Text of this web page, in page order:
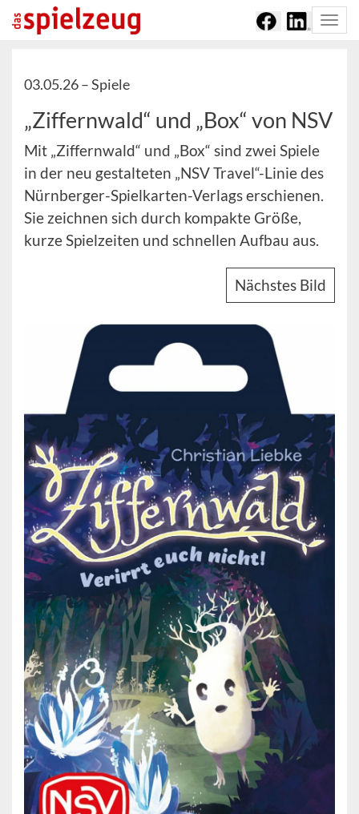
03.05.26 –Spiele
„Ziffernwald“ und „Box“ von NSV
Mit „Ziffernwald“ und „Box“ sind zwei Spiele
in der neu gestalteten „NSV Travel“-Linie des
Nürnberger-Spielkarten-Verlags erschienen.
Sie zeichnen sich durch kompakte Größe,
kurze Spielzeiten und schnellen Aufbau aus.
Nächstes Bild